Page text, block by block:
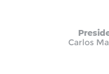
acessível,
pormenores
seu pessoal
Carlos